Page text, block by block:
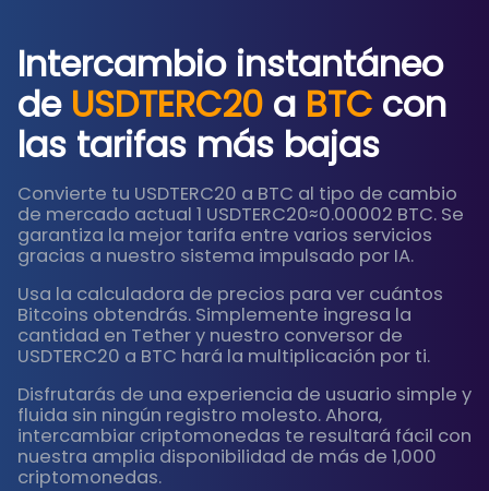
Intercambio instantáneo
de USDTERC20 a BTC con
las tarifas más bajas
Convierte tu USDTERC20 a BTC al tipo de cambio
de mercado actual 1 USDTERC20≈0.00002 BTC. Se
garantiza la mejor tarifa entre varios servicios
gracias a nuestro sistema impulsado por IA.
Usa la calculadora de precios para ver cuántos
Bitcoins obtendrás. Simplemente ingresa la
cantidad en Tether y nuestro conversor de
USDTERC20 a BTC hará la multiplicación por ti.
Disfrutarás de una experiencia de usuario simple y
fluida sin ningún registro molesto. Ahora,
intercambiar criptomonedas te resultará fácil con
nuestra amplia disponibilidad de más de 1,000
criptomonedas.